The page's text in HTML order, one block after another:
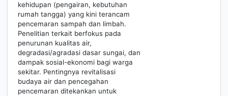
kehidupan (pengairan, kebutuhan
rumah tangga) yang kini terancam
pencemaran sampah dan limbah.
Penelitian terkait berfokus pada
penurunan kualitas air,
degradasi/agradasi dasar sungai, dan
dampak sosial-ekonomi bagi warga
sekitar. Pentingnya revitalisasi
budaya air dan pencegahan
pencemaran ditekankan untuk